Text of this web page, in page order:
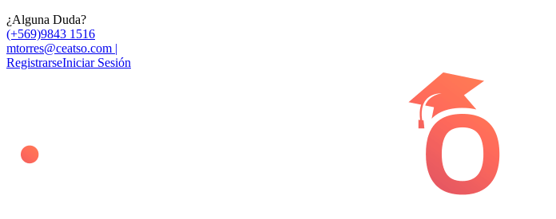
¿Alguna Duda?
(+569)9843 1516
mtorres@ceatso.com |
RegistrarseIniciar Sesión